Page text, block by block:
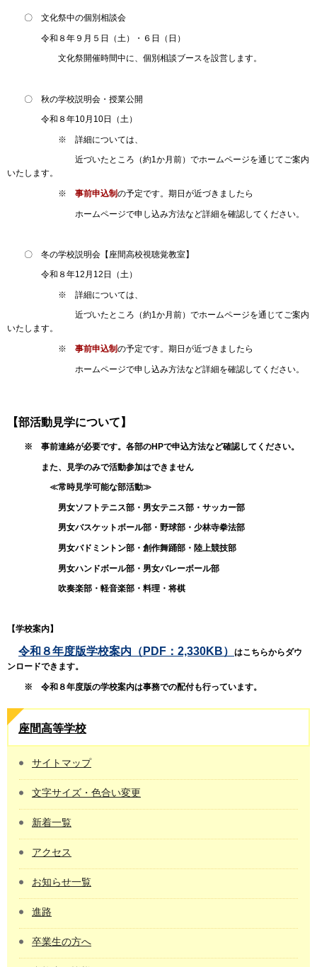
〇 文化祭中の個別相談会
令和８年９月５日（土）・６日（日）
文化祭開催時間中に、個別相談ブースを設営します。
〇 秋の学校説明会・授業公開
令和８年10月10日（土）
※ 詳細については、
近づいたところ（約1か月前）でホームページを通じてご案内
いたします。
※ 事前申込制の予定です。期日が近づきましたら
ホームページで申し込み方法など詳細を確認してください。
〇 冬の学校説明会【座間高校視聴覚教室】
令和８年12月12日（土）
※ 詳細については、
近づいたところ（約1か月前）でホームページを通じてご案内
いたします。
※ 事前申込制の予定です。期日が近づきましたら
ホームページで申し込み方法など詳細を確認してください。
【部活動見学について】
※ 事前連絡が必要です。 各部のHPで申込方法など確認してください。
また、見学のみで活動参加はできません
≪常時見学可能な部活動≫
男女ソフトテニス部・男女テニス部・サッカー部
男女バスケットボール部・野球部・少林寺拳法部
男女バドミントン部・創作舞踊部・陸上競技部
男女ハンドボール部・男女バレーボール部
吹奏楽部・軽音楽部・料理・将棋
【学校案内】
令和８年度版学校案内（PDF：2,330KB）
はこちらからダウ
ンロードできます。
※ 令和８年度版の学校案内は事務での配付も行っています。
座間高等学校
サイトマップ
文字サイズ・色合い変更
新着一覧
アクセス
お知らせ一覧
進路
卒業生の方へ